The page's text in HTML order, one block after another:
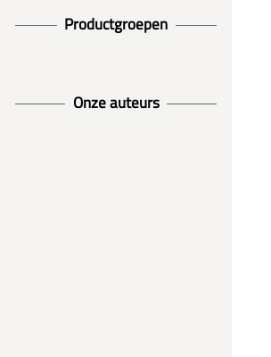
Productgroepen
Onze auteurs